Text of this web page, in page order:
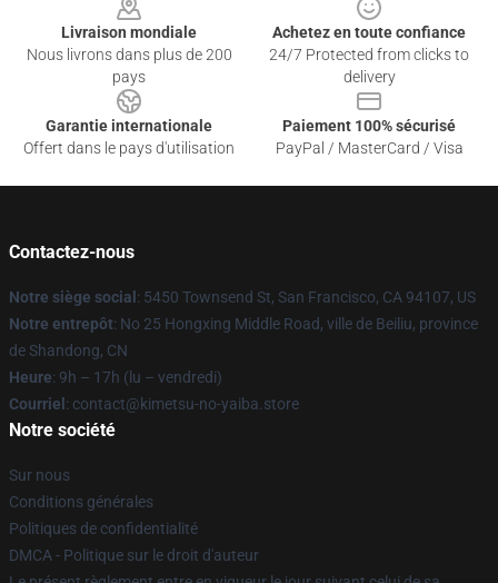
Livraison mondiale
Nous livrons dans plus de 200
pays
Achetez en toute confiance
24/7 Protected from clicks to
delivery
Garantie internationale
Offert dans le pays d'utilisation
Paiement 100% sécurisé
PayPal / MasterCard / Visa
Contactez-nous
Notre siège social : 5450 Townsend St, San Francisco, CA 94107, US
Notre entrepôt: No 25 Hongxing Middle Road, ville de Beiliu, province
de Shandong, CN
Heure: 9h – 17h (lu – vendredi)
Courriel : contact@kimetsu-no-yaiba.store
Notre société
Sur nous
Conditions générales
Politiques de confidentialité
DMCA - Politique sur le droit d'auteur